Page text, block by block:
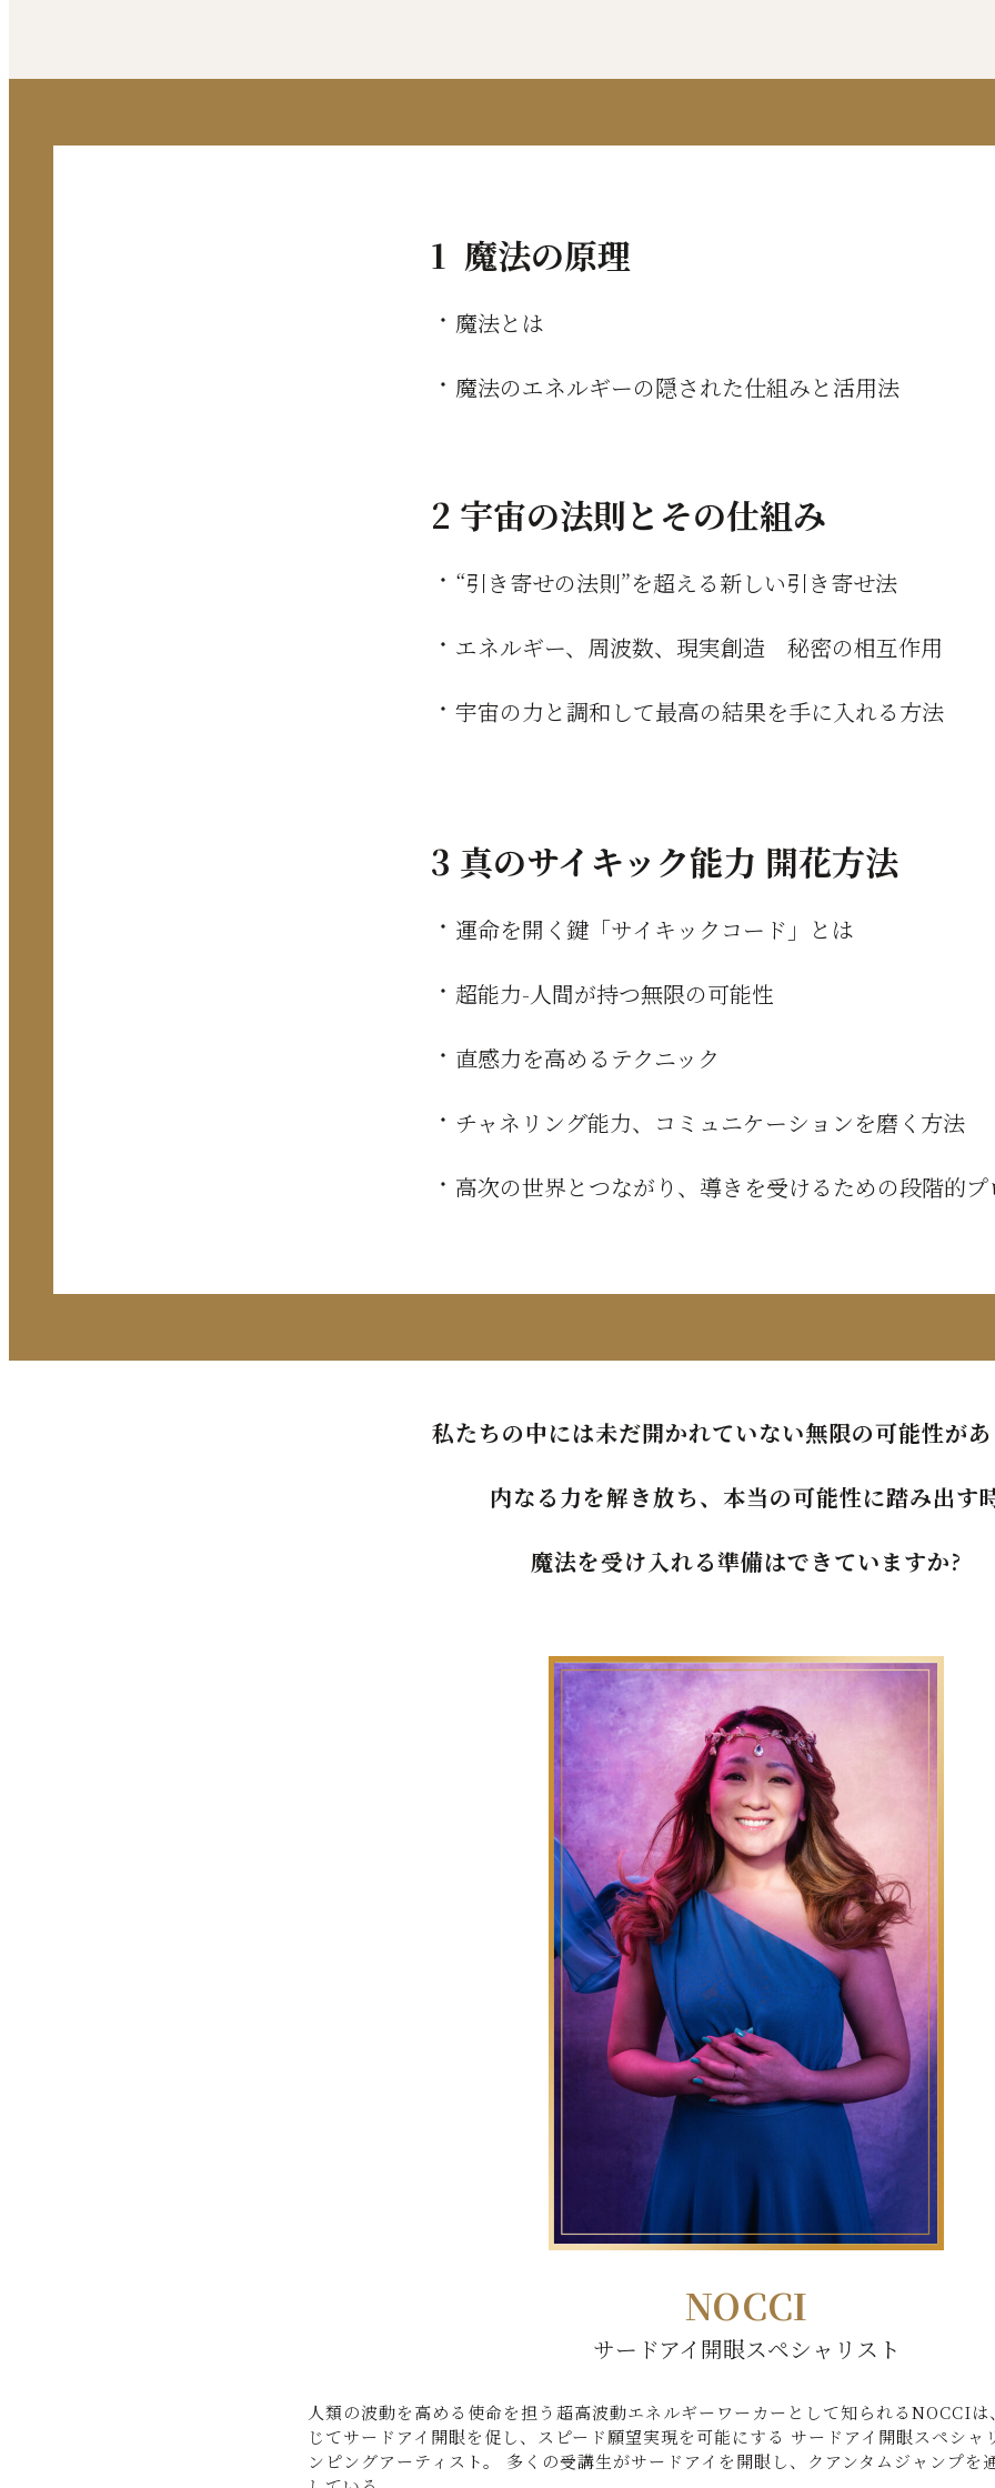
1 魔法の原理
魔法とは
魔法のエネルギーの隠された仕組みと活用法
2 宇宙の法則とその仕組み
“引き寄せの法則”を超える新しい引き寄せ法
エネルギー、周波数、現実創造 秘密の相互作用
宇宙の力と調和して最高の結果を手に入れる方法
3 真のサイキック能力 開花方法
運命を開く鍵「サイキックコード」とは
超能力-人間が持つ無限の可能性
直感力を高めるテクニック
チャネリング能力、コミュニケーションを磨く方法
高次の世界とつながり、導きを受けるための段階的
私たちの中には未だ開かれていない無限の可能性が
内なる力を解き放ち、本当の可能性に踏み出す
魔法を受け入れる準備はできていますか?
NOCCI
サードアイ開眼スペシャリスト
人類の波動を高める使命を担う超高波動エネルギーワーカーとして知られるNOCCI
じてサードアイ開眼を促し、スピード願望実現を可能にする サードアイ開眼スペシャ
ンピングアーティスト。 多くの受講生がサードアイを開眼し、クアンタムジャンプを